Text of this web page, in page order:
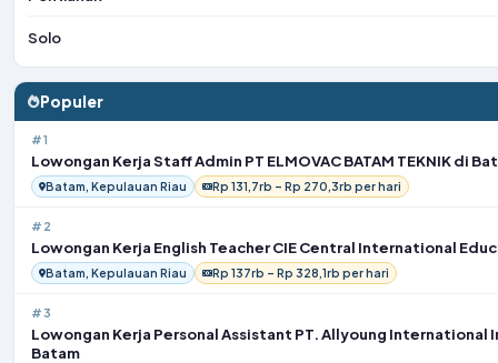
Solo
Populer
#1
Lowongan Kerja Staff Admin PT ELMOVAC BATAM TEKNIK di
Batam, Kepulauan Riau Rp 131,7rb – Rp 270,3rb per hari
#2
Lowongan Kerja English Teacher CIE Central International
Batam, Kepulauan Riau Rp 137rb – Rp 328,1rb per hari
#3
Lowongan Kerja Personal Assistant PT. Allyoung International
Batam